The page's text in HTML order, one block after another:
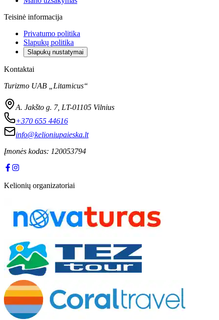
Teisinė informacija
Privatumo politika
Slapukų politika
Slapukų nustatymai
Kontaktai
Turizmo UAB „Litamicus“
A. Jakšto g. 7, LT-01105 Vilnius
+370 655 44616
info@kelioniupaieska.lt
Įmonės kodas: 120053794
Kelionių organizatoriai